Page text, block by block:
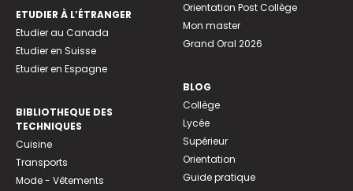
ETUDIER À L’ÉTRANGER
Etudier au Canada
Etudier en Suisse
Etudier en Espagne
BIBLIOTHEQUE DES
TECHNIQUES
Cuisine
Transports
Mode - Vêtements
Orientation Post Collège
Mon master
Grand Oral 2026
BLOG
Collège
Lycée
Supérieur
Orientation
Guide pratique